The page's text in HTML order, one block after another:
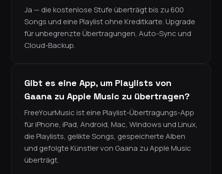
Ja — die kostenlose Stufe überträgt bis zu 600
Songs und eine Playlist ohne Kreditkarte. Upgrade
für unbegrenzte Übertragungen, Auto-Sync und
Cloud-Backup.
Gibt es eine App, um Playlists von
Gaana zu Apple Music zu übertragen?
FreeYourMusic ist eine Playlist-Übertragungs-App
für iPhone, iPad, Android, Mac, Windows und Linux,
die Playlists, gelikte Songs, gespeicherte Alben
und gefolgte Künstler von Gaana zu Apple Music
überträgt.